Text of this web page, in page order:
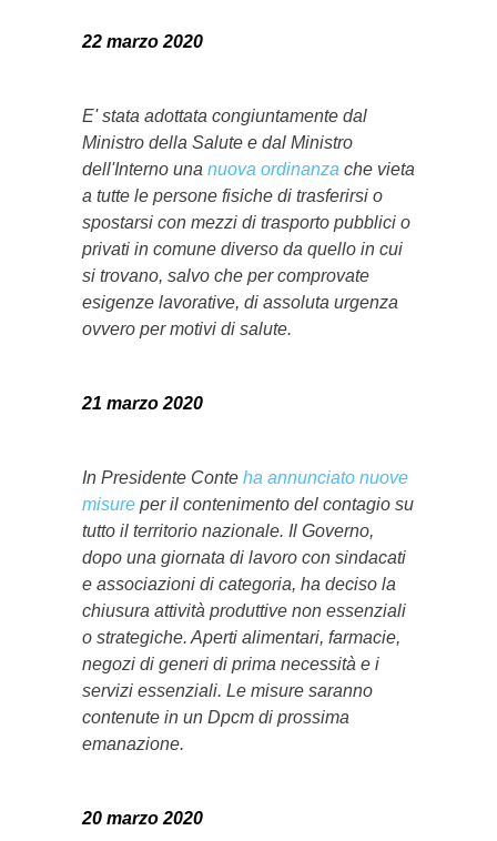
22 marzo 2020
E' stata adottata congiuntamente dal
Ministro della Salute e dal Ministro
dell'Interno una nuova ordinanza che vieta
a tutte le persone fisiche di trasferirsi o
spostarsi con mezzi di trasporto pubblici o
privati in comune diverso da quello in cui
si trovano, salvo che per comprovate
esigenze lavorative, di assoluta urgenza
ovvero per motivi di salute.
21 marzo 2020
In Presidente Conte ha annunciato nuove
misure per il contenimento del contagio su
tutto il territorio nazionale. Il Governo,
dopo una giornata di lavoro con sindacati
e associazioni di categoria, ha deciso la
chiusura attività produttive non essenziali
o strategiche. Aperti alimentari, farmacie,
negozi di generi di prima necessità e i
servizi essenziali. Le misure saranno
contenute in un Dpcm di prossima
emanazione.
20 marzo 2020